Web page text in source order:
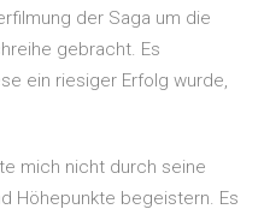
der Saga um die
gebracht. Es
ein riesiger Erfolg wurde,
mich nicht durch seine
Höhepunkte begeistern. Es